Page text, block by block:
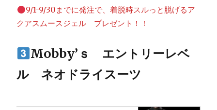
9/1-9/30までに発注で、着脱時スルっと脱げるア
クアスムースジェル プレゼント！！
Mobby’ｓ エントリーレベ
ル ネオドライスーツ